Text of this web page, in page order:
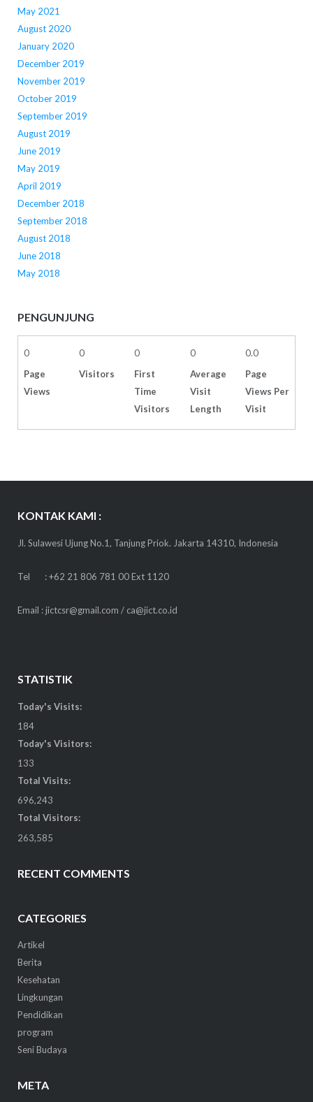
May 2021
August 2020
January 2020
December 2019
November 2019
October 2019
September 2019
August 2019
June 2019
May 2019
April 2019
December 2018
September 2018
August 2018
June 2018
May 2018
PENGUNJUNG
0
Page
Views
0
Visitors
0
First
Time
Visitors
0
Average
Visit
Length
0.0
Page
Views Per
Visit
KONTAK KAMI :
Jl. Sulawesi Ujung No.1, Tanjung Priok. Jakarta 14310, Indonesia
Tel : +62 21 806 781 00 Ext 1120
Email : jictcsr@gmail.com / ca@jict.co.id
STATISTIK
Today's Visits:
184
Today's Visitors:
133
Total Visits:
696,243
Total Visitors:
263,585
RECENT COMMENTS
CATEGORIES
Artikel
Berita
Kesehatan
Lingkungan
Pendidikan
program
Seni Budaya
META